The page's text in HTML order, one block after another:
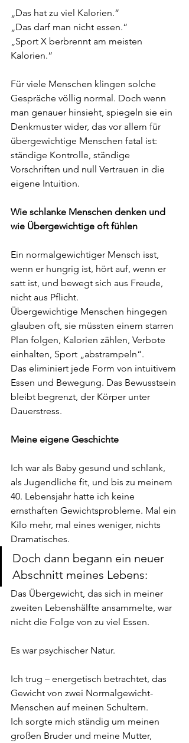
„Das hat zu viel Kalorien.“
„Das darf man nicht essen.“
„Sport X berbrennt am meisten
Kalorien.“
Für viele Menschen klingen solche
Gespräche völlig normal. Doch wenn
man genauer hinsieht, spiegeln sie ein
Denkmuster wider, das vor allem für
übergewichtige Menschen fatal ist:
ständige Kontrolle, ständige
Vorschriften und null Vertrauen in die
eigene Intuition.
Wie schlanke Menschen denken und
wie Übergewichtige oft fühlen
Ein normalgewichtiger Mensch isst,
wenn er hungrig ist, hört auf, wenn er
satt ist, und bewegt sich aus Freude,
nicht aus Pflicht.
Übergewichtige Menschen hingegen
glauben oft, sie müssten einem starren
Plan folgen, Kalorien zählen, Verbote
einhalten, Sport „abstrampeln“.
Das eliminiert jede Form von intuitivem
Essen und Bewegung. Das Bewusstsein
bleibt begrenzt, der Körper unter
Dauerstress.
Meine eigene Geschichte
Ich war als Baby gesund und schlank,
als Jugendliche fit, und bis zu meinem
40. Lebensjahr hatte ich keine
ernsthaften Gewichtsprobleme. Mal ein
Kilo mehr, mal eines weniger, nichts
Dramatisches.
Doch dann begann ein neuer
Abschnitt meines Lebens:
Das Übergewicht, das sich in meiner
zweiten Lebenshälfte ansammelte, war
nicht die Folge von zu viel Essen.
Es war psychischer Natur.
Ich trug – energetisch betrachtet, das
Gewicht von zwei Normalgewicht-
Menschen auf meinen Schultern.
Ich sorgte mich ständig um meinen
großen Bruder und meine Mutter,